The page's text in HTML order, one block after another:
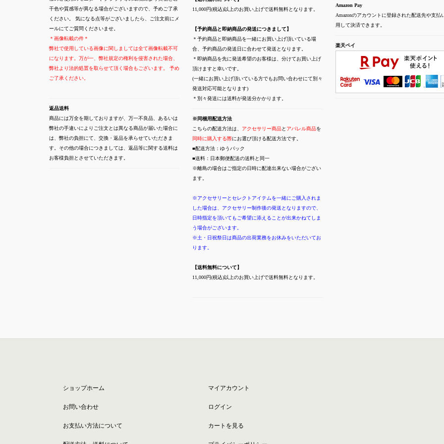
干色や質感等が異なる場合がございますので、予めご了承
ください。 気になる点等がございましたら、ご注文前にメ
ールにてご質問くださいませ。
＊画像転載の件＊
弊社で使用している画像に関しましては全て画像転載不可
になります。万が一、弊社規定の権利を侵害された場合、
弊社より法的処置を取らせて頂く場合もございます。 予め
ご了承ください。
返品送料
商品には万全を期しておりますが、万一不良品、あるいは
弊社の手違いによりご注文とは異なる商品が届いた場合に
は、弊社の負担にて、交換・返品を承らせていただきま
す。その他の場合につきましては、返品等に関する送料は
お客様負担とさせていただきます。
11,000円(税込)以上のお買い上げで送料無料となります。
【予約商品と即納商品の発送につきまして】
＊予約商品と即納商品を一緒にお買い上げ頂いている場
合、予約商品の発送日に合わせて発送となります。
＊即納商品を先に発送希望のお客様は、分けてお買い上げ
頂けますと幸いです。
(一緒にお買い上げ頂いている方でもお問い合わせにて別々
発送対応可能となります)
＊別々発送には送料が発送分かかります。
※同梱用配送方法
こちらの配送方法は、
アクセサリー商品と アパレル商品を
同時に購入する際にお選び頂ける配送方法です。
■配送方法：ゆうパック
■送料：日本郵便配送の送料と同一
※離島の場合はご指定の日時に配達出来ない場合がござい
ます。
※アクセサリーとセレクトアイテムを一緒にご購入されま
した場合は、アクセサリー制作後の発送となりますので、
日時指定を頂いてもご希望に添えることが出来かねてしま
う場合がございます。
※土・日祝祭日は商品の出荷業務をお休みをいただいてお
ります。
【送料無料について】
11,000円(税込)以上のお買い上げで送料無料となります。
Amazon Pay
Amazonのアカウントに登録された配送先や支払
用して決済できます。
楽天ペイ
ショップホーム
お問い合わせ
お支払い方法について
マイアカウント
ログイン
カートを見る